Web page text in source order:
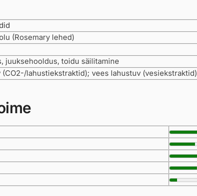
(Rosemary lehed)
juuksehooldus, toidu säilitamine
(CO2-/lahustiekstraktid); vees lahustuv (vesiekstraktid)